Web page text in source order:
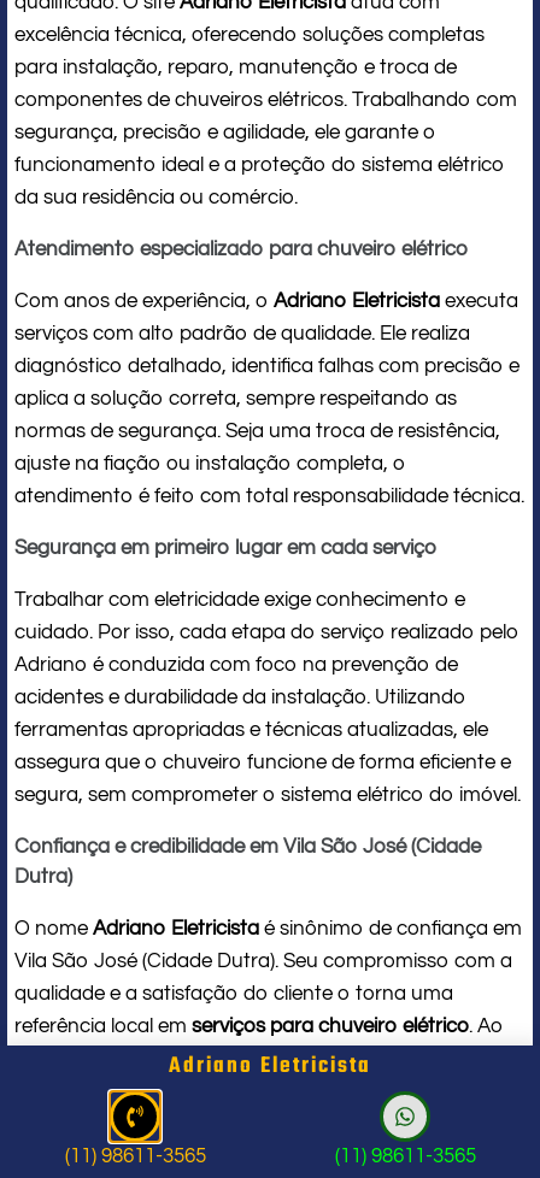
excelência técnica, oferecendo soluções completas
para instalação, reparo, manutenção e troca de
componentes de chuveiros elétricos. Trabalhando com
segurança, precisão e agilidade, ele garante o
funcionamento ideal e a proteção do sistema elétrico
da sua residência ou comércio.
Atendimento especializado para chuveiro elétrico
Com anos de experiência, o Adriano Eletricista executa
serviços com alto padrão de qualidade. Ele realiza
diagnóstico detalhado, identifica falhas com precisão e
aplica a solução correta, sempre respeitando as
normas de segurança. Seja uma troca de resistência,
ajuste na fiação ou instalação completa, o
atendimento é feito com total responsabilidade técnica.
Segurança em primeiro lugar em cada serviço
Trabalhar com eletricidade exige conhecimento e
cuidado. Por isso, cada etapa do serviço realizado pelo
Adriano é conduzida com foco na prevenção de
acidentes e durabilidade da instalação. Utilizando
ferramentas apropriadas e técnicas atualizadas, ele
assegura que o chuveiro funcione de forma eficiente e
segura, sem comprometer o sistema elétrico do imóvel.
Confiança e credibilidade em Vila São José (Cidade
Dutra)
O nome Adriano Eletricista é sinônimo de confiança em
Vila São José (Cidade Dutra). Seu compromisso com a
qualidade e a satisfação do cliente o torna uma
referência local em serviços para chuveiro elétrico. Ao
contratar seus serviços, você conta com um
profissional de verdade, que respeita seu tempo, seu
espaço e entrega um trabalho impecável do início ao
Adriano Eletricista
(11) 98611-3565 (11) 98611-3565